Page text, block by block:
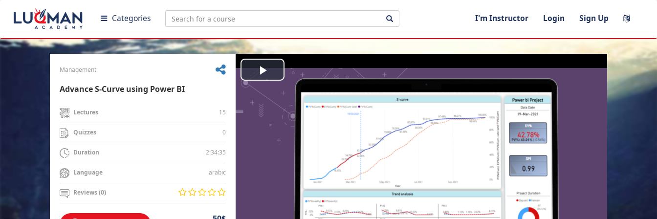
Categories I'm Instructor Login Sign Up
Management
Advance S-Curve using Power BI
Lectures 15
Quizzes 0
Duration 2:34:35
Language arabic
Reviews (0)
Play
Video